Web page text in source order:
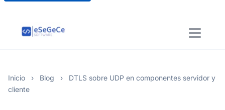
Inicio › Blog ›
DTLS sobre UDP en componentes servidor y
cliente